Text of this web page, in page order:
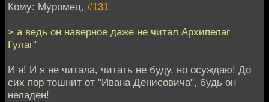
Кому: Муромец, #131
> а ведь он наверное даже не читал Архипелаг
Гулаг"
И я! И я не читала, читать не буду, но осуждаю! До
сих пор тошнит от "Ивана Денисовича", будь он
неладен!